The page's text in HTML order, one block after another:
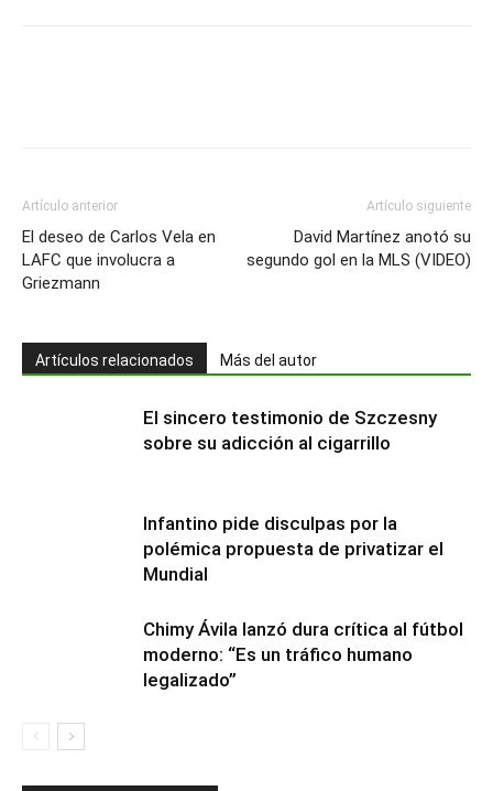
Artículo anterior
El deseo de Carlos Vela en
LAFC que involucra a
Griezmann
Artículo siguiente
David Martínez anotó su
segundo gol en la MLS (VIDEO)
Artículos relacionados Más del autor
El sincero testimonio de Szczesny
sobre su adicción al cigarrillo
Infantino pide disculpas por la
polémica propuesta de privatizar el
Mundial
Chimy Ávila lanzó dura crítica al fútbol
moderno: “Es un tráfico humano
legalizado”